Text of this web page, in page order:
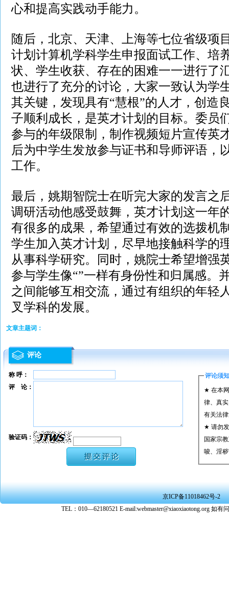
心和提高实践动手能力。
随后，北京、天津、上海等七位省级项
计划计算机学科学生申报面试工作、培
状、学生收获、存在的困难一一进行了
也进行了充分的讨论，大家一致认为学
其关键，发现具有“慧根”的人才，创造
子顺利成长，是英才计划的目标。委员
参与的年级限制，制作视频短片宣传英
后为中学生发放参与证书和导师评语，
工作。
最后，姚期智院士在听完大家的发言之
调研活动他感受鼓舞，英才计划这一年
有很多的成果，希望通过有效的选拨机
学生加入英才计划，尽早地接触科学的
从事科学研究。同时，姚院士希望增强
参与学生像“”一样有身份性和归属感。
之间能够互相交流，通过有组织的年轻
叉学科的发展。
文章主题词：
评论
称 呼： 评论须知
★ 在本
律、真
有关法
★ 请勿
国家宗
唆、淫
★ 承担
★ 在本
转载、
★ 参与
评 论：
验证码：
京ICP备11018462号-2
TEL：010—62180521 E-mail:webmaster@xiaoxiaotong.org 如